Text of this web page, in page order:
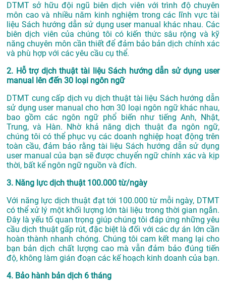
DTMT sở hữu đội ngũ biên dịch viên với trình độ chuyên
môn cao và nhiều năm kinh nghiệm trong các lĩnh vực tài
liệu Sách hướng dẫn sử dụng user manual khác nhau. Các
biên dịch viên của chúng tôi có kiến thức sâu rộng và kỹ
năng chuyên môn cần thiết để đảm bảo bản dịch chính xác
và phù hợp với các yêu cầu cụ thể.
2. Hỗ trợ dịch thuật tài liệu Sách hướng dẫn sử dụng user
manual lên đến 30 loại ngôn ngữ
DTMT cung cấp dịch vụ dịch thuật tài liệu Sách hướng dẫn
sử dụng user manual cho hơn 30 loại ngôn ngữ khác nhau,
bao gồm các ngôn ngữ phổ biến như tiếng Anh, Nhật,
Trung, và Hàn. Nhờ khả năng dịch thuật đa ngôn ngữ,
chúng tôi có thể phục vụ các doanh nghiệp hoạt động trên
toàn cầu, đảm bảo rằng tài liệu Sách hướng dẫn sử dụng
user manual của bạn sẽ được chuyển ngữ chính xác và kịp
thời, bất kể ngôn ngữ nguồn và đích.
3. Năng lực dịch thuật 100.000 từ/ngày
Với năng lực dịch thuật đạt tới 100.000 từ mỗi ngày, DTMT
có thể xử lý một khối lượng lớn tài liệu trong thời gian ngắn.
Đây là yếu tố quan trọng giúp chúng tôi đáp ứng những yêu
cầu dịch thuật gấp rút, đặc biệt là đối với các dự án lớn cần
hoàn thành nhanh chóng. Chúng tôi cam kết mang lại cho
bạn bản dịch chất lượng cao mà vẫn đảm bảo đúng tiến
độ, không làm gián đoạn các kế hoạch kinh doanh của bạn.
4. Bảo hành bản dịch 6 tháng